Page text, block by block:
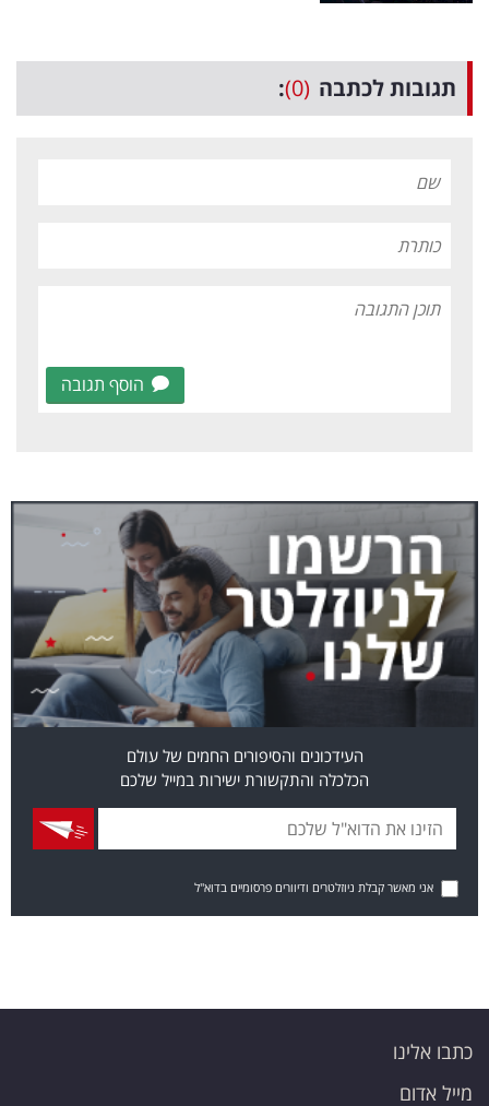
תגובות לכתבה (0)
:
הוסף תגובה
העידכונים והסיפורים החמים של עולם
הכלכלה והתקשורת ישירות במייל שלכם
אני מאשר קבלת ניוזלטרים ודיוורים פרסומיים בדוא"ל
כתבו אלינו
מייל אדום